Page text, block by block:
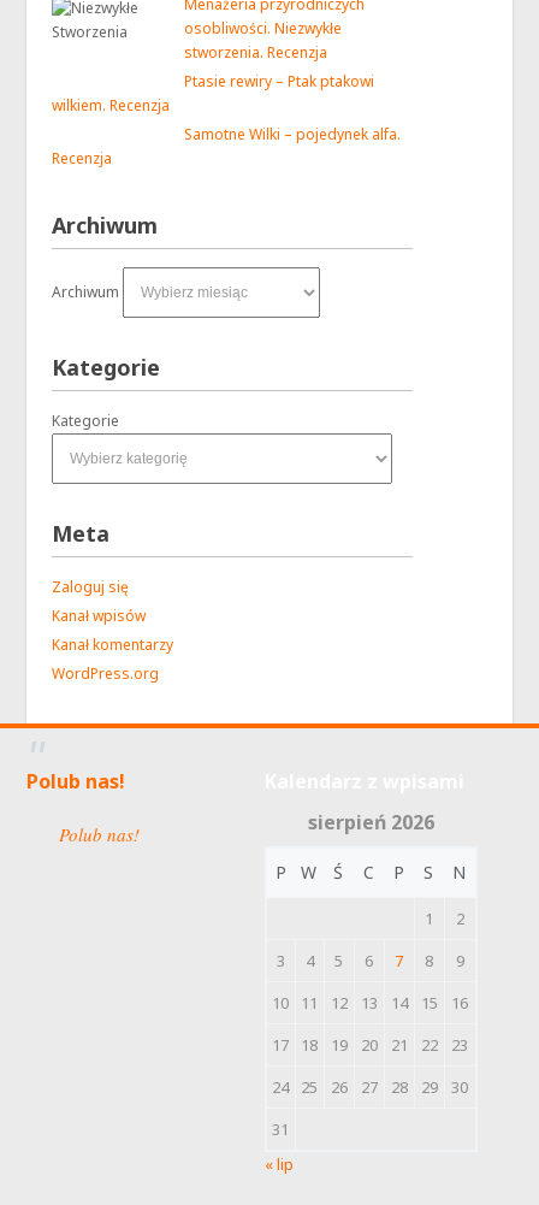
Menażeria przyrodniczych
osobliwości. Niezwykłe
stworzenia. Recenzja
Ptasie rewiry – Ptak ptakowi
wilkiem. Recenzja
Samotne Wilki – pojedynek alfa.
Recenzja
Archiwum
Archiwum
Kategorie
Kategorie
Meta
Zaloguj się
Kanał wpisów
Kanał komentarzy
WordPress.org
Polub nas!
Polub nas!
sierpień 2026
P W Ś C P S N
1
2
3
4 5 6 7 8
9
10
11 12 13 14 15
16
17
18 19 20 21 22
23
24 25 26 27 28 29
30
31
« lip